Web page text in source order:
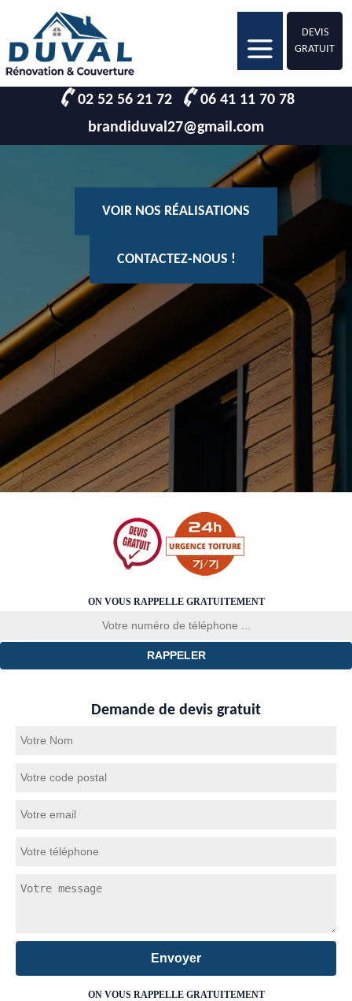
DEVIS
GRATUIT
02 52 56 21 72
06 41 11 70 78
brandiduval27@gmail.com
VOIR NOS RÉALISATIONS
CONTACTEZ-NOUS !
ON VOUS RAPPELLE GRATUITEMENT
Demande de devis gratuit
ON VOUS RAPPELLE GRATUITEMENT